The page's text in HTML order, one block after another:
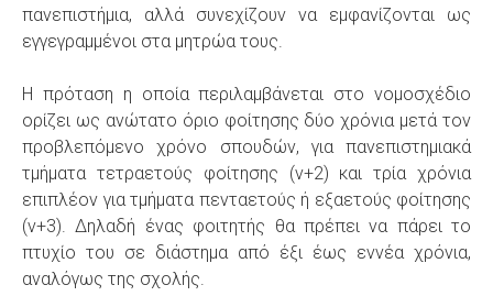
πανεπιστήμια, αλλά συνεχίζουν να εμφανίζονται ως
εγγεγραμμένοι στα μητρώα τους.
Η πρόταση η οποία περιλαμβάνεται στο νομοσχέδιο
ορίζει ως ανώτατο όριο φοίτησης δύο χρόνια μετά τον
προβλεπόμενο χρόνο σπουδών, για πανεπιστημιακά
τμήματα τετραετούς φοίτησης (v+2) και τρία χρόνια
επιπλέον για τμήματα πενταετούς ή εξαετούς φοίτησης
(v+3). Δηλαδή ένας φοιτητής θα πρέπει να πάρει το
πτυχίο του σε διάστημα από έξι έως εννέα χρόνια,
αναλόγως της σχολής.